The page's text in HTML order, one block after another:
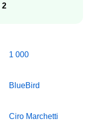
2
1 000
BlueBird
Ciro Marchetti